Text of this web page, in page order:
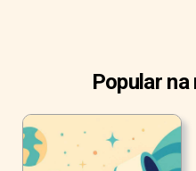
Popular